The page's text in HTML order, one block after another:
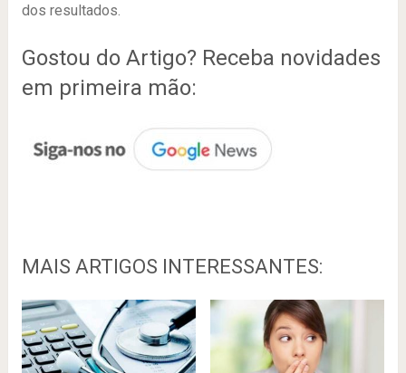
dos resultados.
Gostou do Artigo? Receba novidades
em primeira mão:
MAIS ARTIGOS INTERESSANTES: